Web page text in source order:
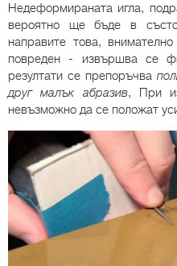
Недеформираната игла,
вероятно ще бъде в
направите това,
повреден - извършва се
резултати се препоръчва
друг малък абразив, При
невъзможно да се положат